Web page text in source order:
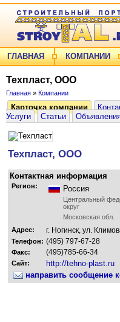
ГЛАВНАЯ КОМПАНИИ
Техпласт, ООО
Главная » Компании
Карточка компании
Услуги
Статьи
Техпласт, ООО
Контактная информация
Регион: Россия
Центральный
округ
Московская обл.
Адрес:
г. Ногинск, ул.
Телефон: (495) 797-67-28
Факс: (495)785-66-34
Сайт:
http://tehno-plast.ru
направить сообщение